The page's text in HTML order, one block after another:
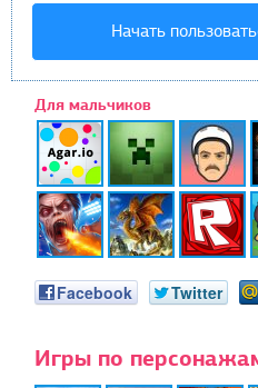
Начать
Для мальчиков
Facebook Twitter
Игры по